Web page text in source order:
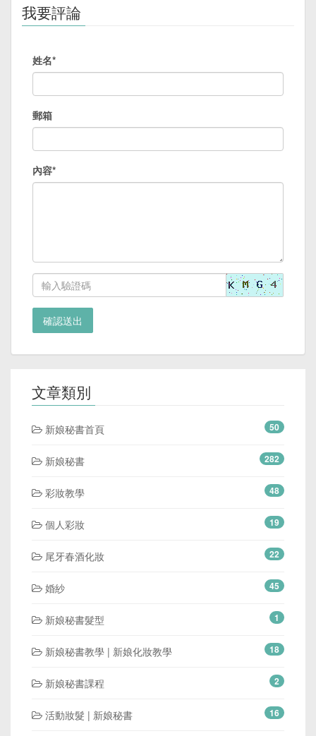
我要評論
姓名*
郵箱
內容*
確認送出
文章類別
新娘秘書首頁 50
新娘秘書 282
彩妝教學 48
個人彩妝 19
尾牙春酒化妝 22
婚紗 45
新娘秘書髮型 1
新娘秘書教學 | 新娘化妝教學 18
新娘秘書課程 2
活動妝髮 | 新娘秘書 16